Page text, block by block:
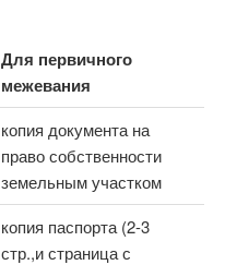
Для первичного
межевания
копия документа на
право собственности
земельным участком
копия паспорта (2-3
стр.,и страница с